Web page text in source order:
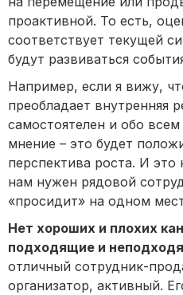
проактивной. То есть,
соответствует текущей
будут развиваться
Например, если я вижу,
преобладает внутренняя
самостоятелен и обо
мнение – это будет
перспектива роста. И это
нам нужен рядовой
«просидит» на одном
Нет хороших и плохих
подходящие и
отличный сотрудник-
организатор, активный.